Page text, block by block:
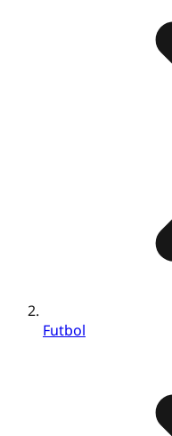
Futbol